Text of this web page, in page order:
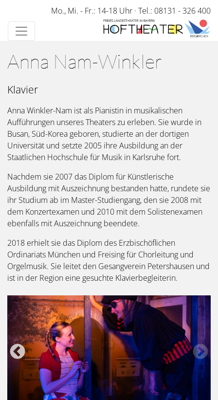
Direkt
zum
Inhalt
Mo., Mi. - Fr.: 14-18 Uhr · Tel.: 08131 - 326 400
Anna Nam-Winkler
Klavier
Anna Winkler-Nam ist als Pianistin in musikalischen
Aufführungen unseres Theaters zu erleben. Sie wurde in
Busan, Süd-Korea geboren, studierte an der dortigen
Universität und setzte 2005 ihre Ausbildung an der
Staatlichen Hochschule für Musik in Karlsruhe fort.
Nachdem sie 2007 das Diplom für Künstlerische
Ausbildung mit Auszeichnung bestanden hatte, rundete sie
ihr Studium ab im Master-Studiengang, den sie 2008 mit
dem Konzertexamen und 2010 mit dem Solistenexamen
ebenfalls mit Auszeichnung beendete.
2018 erhielt sie das Diplom des Erzbischöflichen
Ordinariats München und Freising für Chorleitung und
Orgelmusik. Sie leitet den Gesangverein Petershausen und
ist in der Region eine gesuchte Klavierbegleiterin.